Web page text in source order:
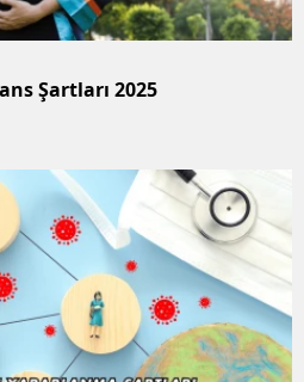
Şartları 2025